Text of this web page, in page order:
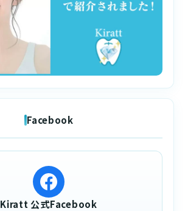
Facebook
Kiratt 公式Facebook